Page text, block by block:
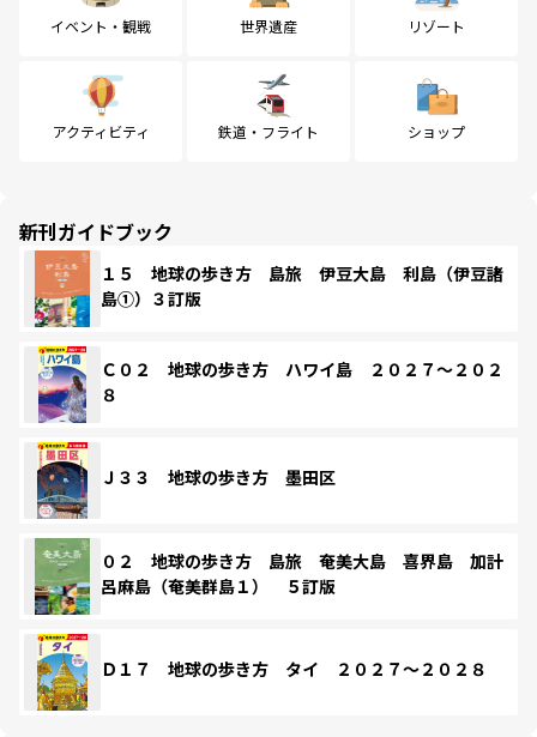
イベント・観戦 世界遺産 リゾート
アクティビティ 鉄道・フライト ショップ
新刊ガイドブック
１５ 地球の歩き方 島旅 伊豆大島 利島（伊豆諸
島①）３訂版
Ｃ０２ 地球の歩き方 ハワイ島 ２０２７～２０２
８
Ｊ３３ 地球の歩き方 墨田区
０２ 地球の歩き方 島旅 奄美大島 喜界島 加計
呂麻島（奄美群島１） ５訂版
Ｄ１７ 地球の歩き方 タイ ２０２７～２０２８